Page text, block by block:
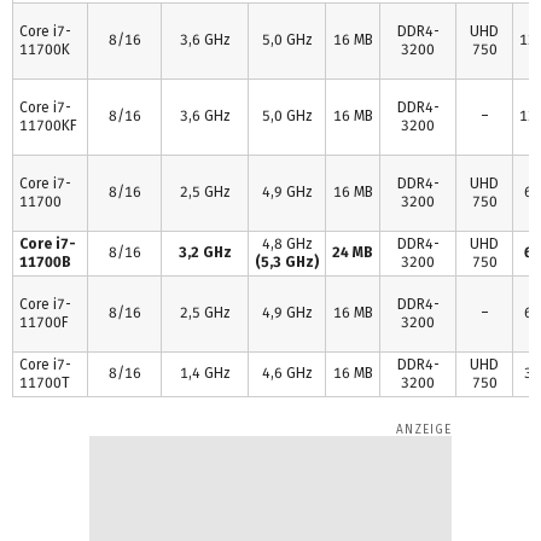
Core i7-
11700K
8/16 3,6 GHz 5,0 GHz 16 MB
DDR4-
3200
UHD
750
Core i7-
11700KF
8/16 3,6 GHz 5,0 GHz 16 MB
DDR4-
3200
–
Core i7-
11700
8/16 2,5 GHz 4,9 GHz 16 MB
DDR4-
3200
UHD
750
Core i7-
11700B
8/16 3,2 GHz
4,8 GHz
(5,3 GHz)
24 MB
DDR4-
3200
UHD
750
Core i7-
11700F
8/16 2,5 GHz 4,9 GHz 16 MB
DDR4-
3200
–
Core i7-
11700T
8/16 1,4 GHz 4,6 GHz 16 MB
DDR4-
3200
UHD
750